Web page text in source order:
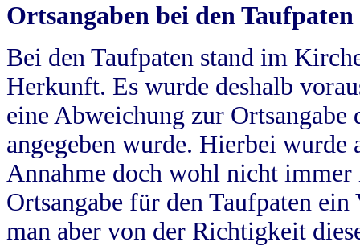
Ortsangaben bei den Taufpaten
Bei den Taufpaten stand im
Herkunft. Es wurde deshalb
eine Abweichung zur
angegeben wurde. Hierbei wurde
Annahme doch wohl nicht
Ortsangabe für den Taufpaten
man aber von der Richtigkeit